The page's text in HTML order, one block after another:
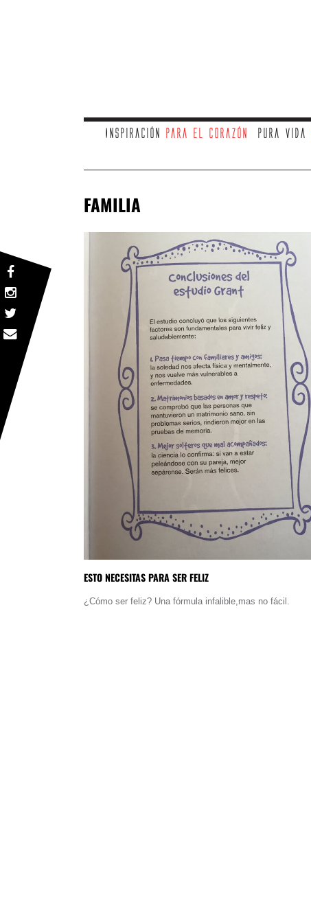
Inspiración para el corazón Pura vida
FAMILIA
ESTO NECESITAS PARA SER FELIZ
¿Cómo ser feliz? Una fórmula infalible,mas no fácil.